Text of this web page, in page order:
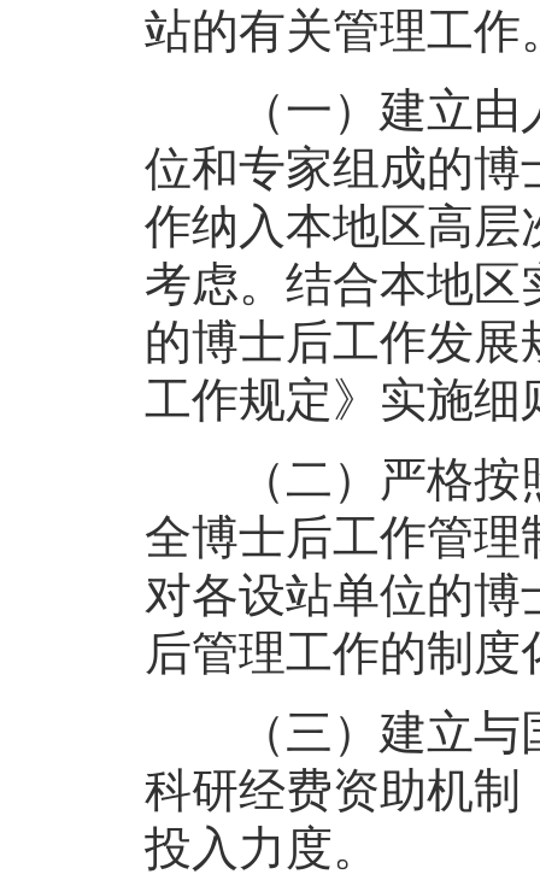
站的有关管理工作
（一）建立由人
位和专家组成的博
作纳入本地区高层
考虑。结合本地
的博士后工作发
工作规定》实施细
（二）严格按照
全博士后工作管
对各设站单位的
后管理工作的制度
（三）建立与国
科研经费资助机制
投入力度。